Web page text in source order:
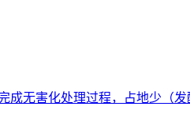
无害化处理过程，占地少（